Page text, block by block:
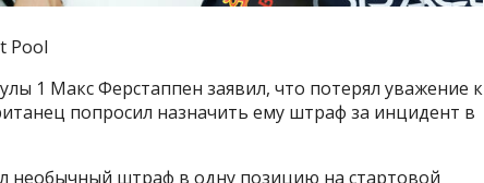
Pool
1 Макс Ферстаппен заявил, что потерял уважение к
попросил назначить ему штраф за инцидент в
необычный штраф в одну позицию на стартовой